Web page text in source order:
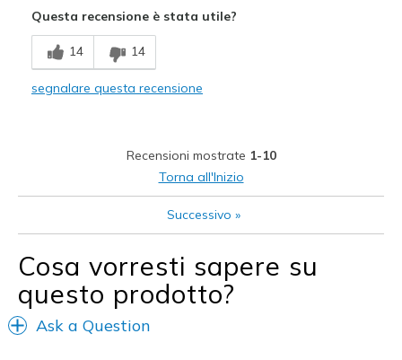
Questa recensione è stata utile?
14 14
segnalare questa recensione
Recensioni mostrate 1-10
Torna all'Inizio
Successivo »
Cosa vorresti sapere su
questo prodotto?
Ask a Question